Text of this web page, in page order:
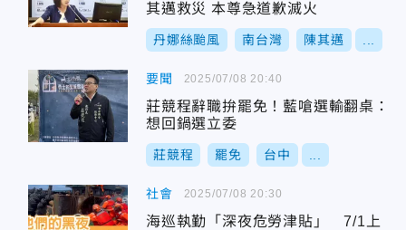
其邁救災 本尊急道歉滅火
丹娜絲颱風 南台灣 陳其邁
要聞
莊競程辭職拚罷免！藍嗆選輸翻桌：
想回鍋選立委
莊競程 罷免 台中
2025/07/08 20:40
社會
海巡執勤「深夜危勞津貼」 7/1上
2025/07/08 20:30